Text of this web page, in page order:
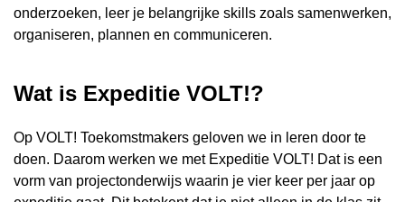
onderzoeken, leer je belangrijke skills zoals samenwerken,
organiseren, plannen en communiceren.
Wat is Expeditie VOLT!?
Op VOLT! Toekomstmakers geloven we in leren door te
doen. Daarom werken we met Expeditie VOLT! Dat is een
vorm van projectonderwijs waarin je vier keer per jaar op